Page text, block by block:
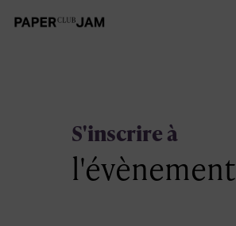
S'inscrire à
l'évènement